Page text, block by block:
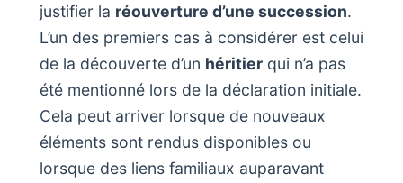
justifier la réouverture d’une succession.
L’un des premiers cas à considérer est celui
de la découverte d’un héritier qui n’a pas
été mentionné lors de la déclaration initiale.
Cela peut arriver lorsque de nouveaux
éléments sont rendus disponibles ou
lorsque des liens familiaux auparavant